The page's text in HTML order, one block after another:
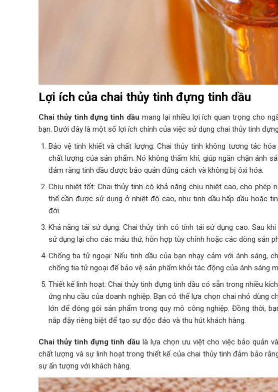
Lợi ích của chai thủy tinh đựng tinh dầu
Chai thủy tinh đựng tinh dầu mang lại nhiều lợi ích quan trọng cho
bạn. Dưới đây là một số lợi ích chính của việc sử dụng chai thủy tinh
Bảo vệ tinh khiết và chất lượng: Chai thủy tinh không tương tác
chất lượng của sản phẩm. Nó không thấm khí, giúp ngăn chặn ánh
đảm rằng tinh dầu được bảo quản đúng cách và không bị ôxi hóa.
Chịu nhiệt tốt: Chai thủy tinh có khả năng chịu nhiệt cao, cho
thể cần được sử dụng ở nhiệt độ cao, như tinh dầu hấp dầu hoặc
đới.
Khả năng tái sử dụng: Chai thủy tinh có tính tái sử dụng cao. Sau
sử dụng lại cho các mẫu thử, hỗn hợp tùy chỉnh hoặc các dòng sản
Chống tia tử ngoại: Nếu tinh dầu của bạn nhạy cảm với ánh sáng,
chống tia tử ngoại để bảo vệ sản phẩm khỏi tác động của ánh sáng
Thiết kế linh hoạt: Chai thủy tinh đựng tinh dầu có sẵn trong nhiều
ứng nhu cầu của doanh nghiệp. Bạn có thể lựa chọn chai nhỏ dùng
lớn để đóng gói sản phẩm trong quy mô công nghiệp. Đồng thời,
nắp đậy riêng biệt để tạo sự độc đáo và thu hút khách hàng.
Chai thủy tinh đựng tinh dầu là lựa chọn ưu việt cho việc bảo quản
chất lượng và sự linh hoạt trong thiết kế của chai thủy tinh đảm bảo
sự ấn tượng với khách hàng.